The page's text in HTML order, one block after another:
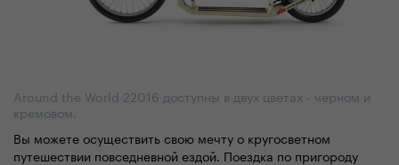
Around the World 22016 доступны в двух цветах - черном и
кремовом.
Вы можете осуществить свою мечту о кругосветном
путешествии повседневной ездой. Поездка по пригороду